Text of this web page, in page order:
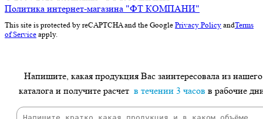
Политика интернет-магазина "ФТ КОМПАНИ"
This site is protected by reCAPTCHA and the Google Privacy Policy andTerms
of Service apply.
Напишите, какая продукция Вас заинтересовала из нашего
каталога и получите расчет в течении 3 часов в рабочие